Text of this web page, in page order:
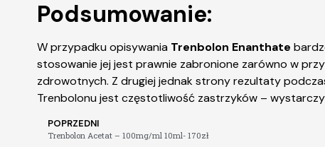
Podsumowanie:
W przypadku opisywania Trenbolon Enanthate
stosowanie jej jest prawnie zabronione zarówno w
zdrowotnych. Z drugiej jednak strony rezultaty
Trenbolonu jest częstotliwość zastrzyków –
POPRZEDNI
Trenbolon Acetat – 100mg/ml 10ml- 170zł